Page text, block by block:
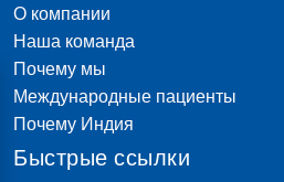
О компании
Наша команда
Почему мы
Международные пациенты
Почему Индия
Быстрые ссылки